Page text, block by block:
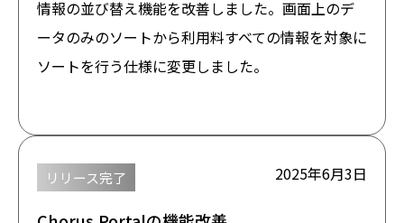
情報の並び替え機能を改善しました。画面上のデ
ータのみのソートから利用料すべての情報を対象に
ソートを行う仕様に変更しました。
リリース完了 2025年6月3日